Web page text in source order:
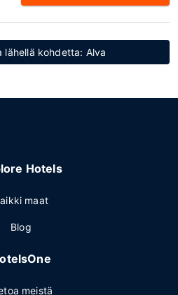
lähellä kohdetta: Alva
Hotels
maat
Blog
meistä